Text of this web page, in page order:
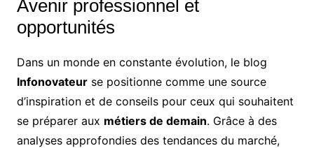
Avenir professionnel et
opportunités
Dans un monde en constante évolution, le blog
Infonovateurse positionne comme une source
d’inspiration et de conseils pour ceux qui souhaitent
se préparer aux métiers de demain. Grâce à des
analyses approfondies des tendances du marché,